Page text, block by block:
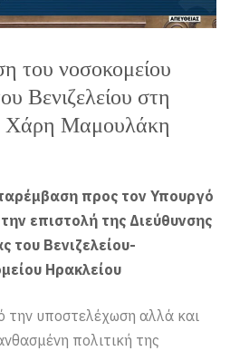
του νοσοκομείου
Βενιζελείου στη
Χάρη Μαμουλάκη
προς τον Υπουργό
επιστολή της Διεύθυνσης
του Βενιζελείου-
Ηρακλείου
υποστελέχωση αλλά και
πολιτική της